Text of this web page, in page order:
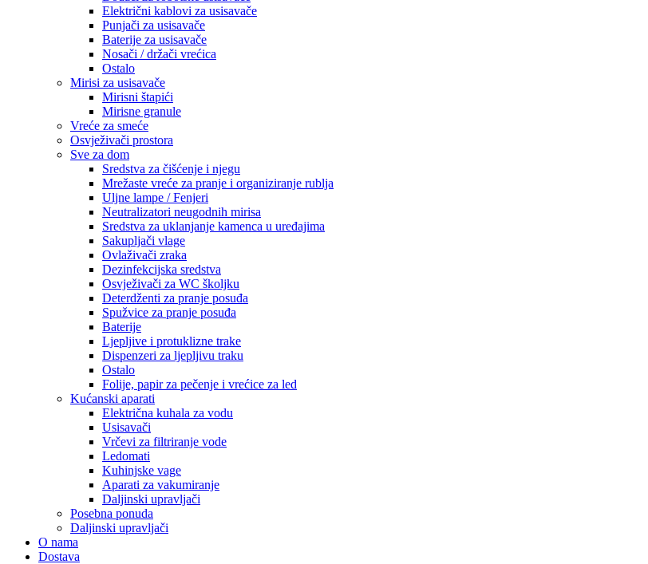
Električni kablovi za usisavače
Punjači za usisavače
Baterije za usisavače
Nosači / držači vrećica
Ostalo
Mirisi za usisavače
Mirisni štapići
Mirisne granule
Vreće za smeće
Osvježivači prostora
Sve za dom
Sredstva za čišćenje i njegu
Mrežaste vreće za pranje i organiziranje rublja
Uljne lampe / Fenjeri
Neutralizatori neugodnih mirisa
Sredstva za uklanjanje kamenca u uređajima
Sakupljači vlage
Ovlaživači zraka
Dezinfekcijska sredstva
Osvježivači za WC školjku
Deterdženti za pranje posuđa
Spužvice za pranje posuđa
Baterije
Ljepljive i protuklizne trake
Dispenzeri za ljepljivu traku
Ostalo
Folije, papir za pečenje i vrećice za led
Kućanski aparati
Električna kuhala za vodu
Usisavači
Vrčevi za filtriranje vode
Ledomati
Kuhinjske vage
Aparati za vakumiranje
Daljinski upravljači
Posebna ponuda
Daljinski upravljači
O nama
Dostava